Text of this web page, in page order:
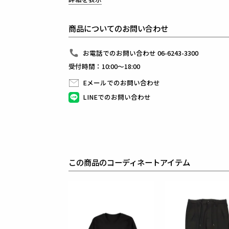
この語源に基づき、フォーマルをカジュアルダウンさ
フロントのセンタークリースが特徴的で
裾始末はクラシックなダブル仕立て。
ウエストシャーリングリブとドローコードにて
リラックスして着用しても良し、
ドローコードを内側に落とすことでベルト着用も可能
前開きはZIPPERフライ、釦は1PIU1UGUALE3ロゴ入
生産国：日本
T/R(ポリエステル/レーヨン)2WAYストレッチ素材です
キックバックが大変良く抜群の履き心地です。
商品についてのお問い合わせ
お電話でのお問い合わせ 06-6243-3300
受付時間：10:00～18:00
Eメールでのお問い合わせ
LINEでのお問い合わせ
この商品のコーディネートアイテム